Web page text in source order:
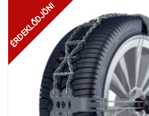
ÉRDEKLŐDJÖN!